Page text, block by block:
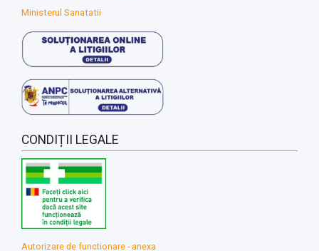
Ministerul Sanatatii
CONDIȚII LEGALE
Autorizare de functionare - anexa